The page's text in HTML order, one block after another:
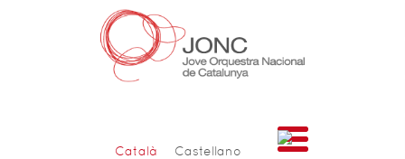
Català
Castellano